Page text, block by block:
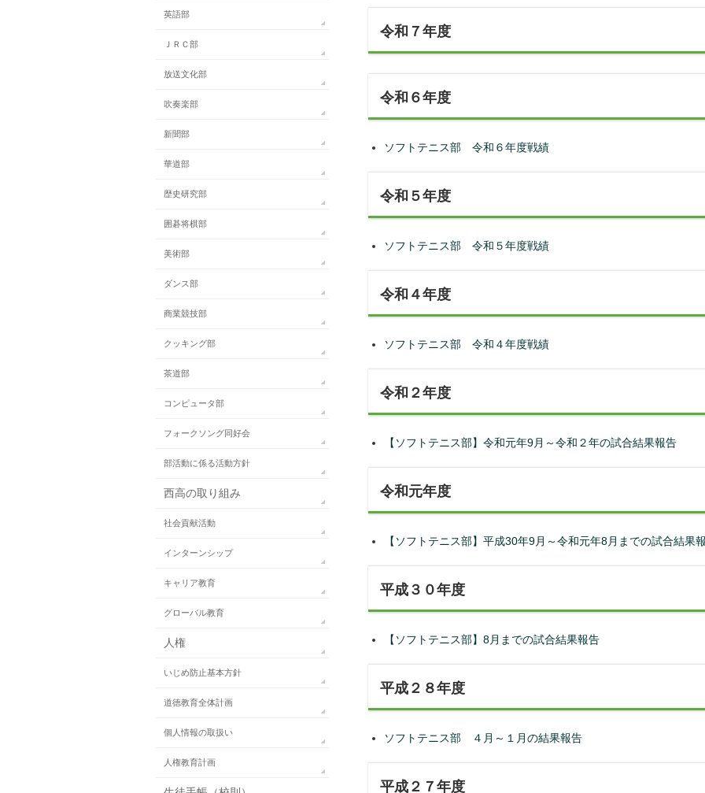
令和７年度
令和６年度
ソフトテニス部 令和６年度戦績
令和５年度
ソフトテニス部 令和５年度戦績
令和４年度
ソフトテニス部 令和４年度戦績
令和２年度
【ソフトテニス部】令和元年9月～令和２年の試合結果報告
令和元年度
【ソフトテニス部】平成30年9月～令和元年8月までの試合結果
平成３０年度
【ソフトテニス部】8月までの試合結果報告
平成２８年度
ソフトテニス部 ４月～１月の結果報告
平成２７年度
英語部
ＪＲＣ部
放送文化部
吹奏楽部
新聞部
華道部
歴史研究部
囲碁将棋部
美術部
ダンス部
商業競技部
クッキング部
茶道部
コンピュータ部
フォークソング同好会
部活動に係る活動方針
西高の取り組み
社会貢献活動
インターンシップ
キャリア教育
グローバル教育
人権
いじめ防止基本方針
道徳教育全体計画
個人情報の取扱い
人権教育計画